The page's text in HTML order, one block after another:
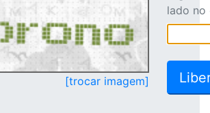
[trocar imagem]
lado no